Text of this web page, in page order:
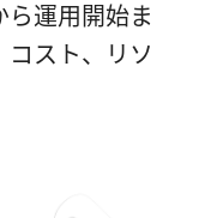
運用開始ま
スト、リソ